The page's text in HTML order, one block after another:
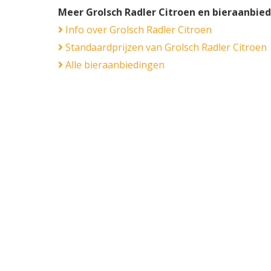
Meer Grolsch Radler Citroen en
Info over Grolsch Radler Citroen
Standaardprijzen van Grolsch Radler Citroen
Alle bieraanbiedingen